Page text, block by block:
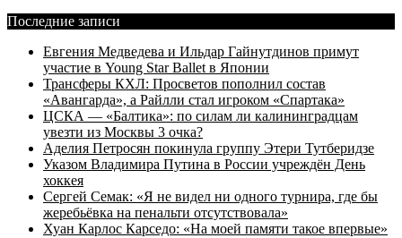
Последние записи
Евгения Медведева и Ильдар Гайнутдинов примут
участие в Young Star Ballet в Японии
Трансферы КХЛ: Просветов пополнил состав
«Авангарда», а Райлли стал игроком «Спартака»
ЦСКА — «Балтика»: по силам ли калининградцам
увезти из Москвы 3 очка?
Аделия Петросян покинула группу Этери Тутберидзе
Указом Владимира Путина в России учреждён День
хоккея
Сергей Семак: «Я не видел ни одного турнира, где бы
жеребьёвка на пенальти отсутствовала»
Хуан Карлос Карседо: «На моей памяти такое впервые»